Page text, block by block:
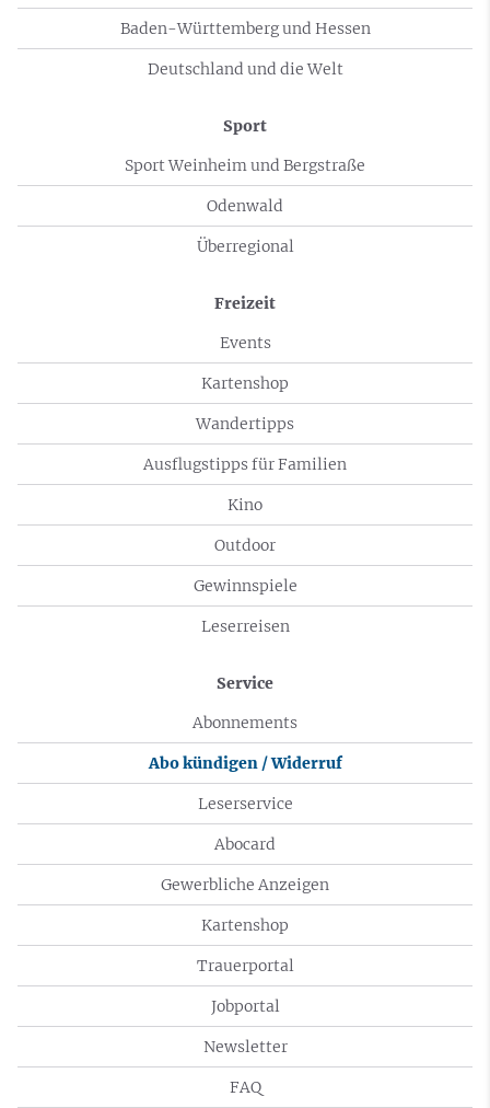
Baden-Württemberg und Hessen
Deutschland und die Welt
Sport
Sport Weinheim und Bergstraße
Odenwald
Überregional
Freizeit
Events
Kartenshop
Wandertipps
Ausflugstipps für Familien
Kino
Outdoor
Gewinnspiele
Leserreisen
Service
Abonnements
Abo kündigen / Widerruf
Leserservice
Abocard
Gewerbliche Anzeigen
Kartenshop
Trauerportal
Jobportal
Newsletter
FAQ